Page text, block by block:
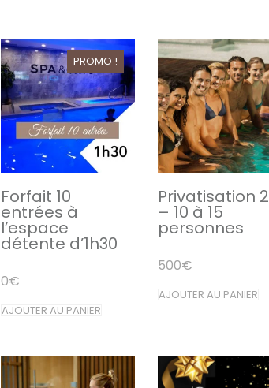
PROMO !
Forfait 10
entrées à
l’espace
détente d’1h30
0€
AJOUTER AU PANIER
Privatisation
– 10 à 15
personnes
500€
AJOUTER AU PANIER